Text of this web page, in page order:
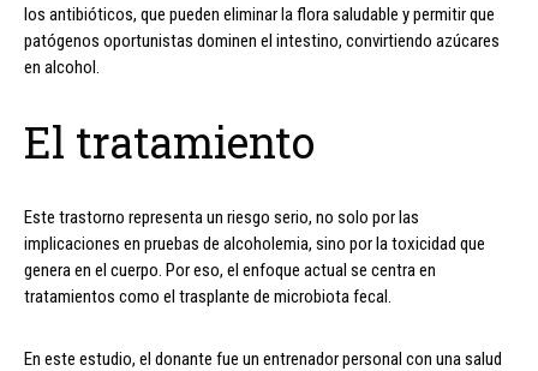
los antibióticos, que pueden eliminar la flora saludable y permitir que
patógenos oportunistas dominen el intestino, convirtiendo azúcares
en alcohol.
El tratamiento
Este trastorno representa un riesgo serio, no solo por las
implicaciones en pruebas de alcoholemia, sino por la toxicidad que
genera en el cuerpo. Por eso, el enfoque actual se centra en
tratamientos como el trasplante de microbiota fecal.
En este estudio, el donante fue un entrenador personal con una salud